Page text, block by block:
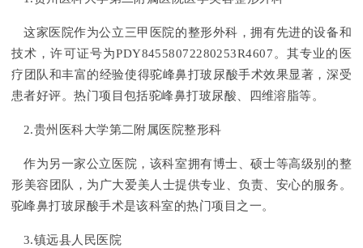
这家医院作为公立三甲医院的整形外科，拥有先进的设备和
技术，许可证号为PDY84558072280253R4607。其专业的医
疗团队和丰富的经验使得驼峰鼻打玻尿酸手术效果显著，深受
患者好评。热门项目包括驼峰鼻打玻尿酸、四维溶脂等。
2.贵州医科大学第二附属医院整形科
作为另一家公立医院，该科室拥有博士、硕士等高级别的整
形美容团队，为广大爱美人士提供专业、负责、安心的服务。
驼峰鼻打玻尿酸手术是该科室的热门项目之一。
3.镇远县人民医院